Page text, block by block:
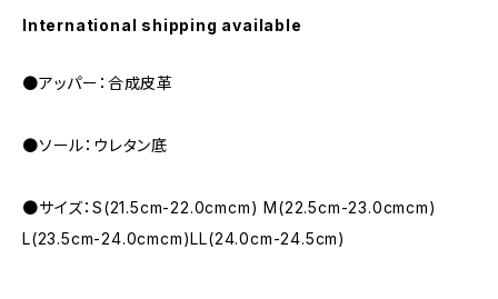
International shipping available
●アッパー：合成皮革
●ソール：ウレタン底
●サイズ：S(21.5cm-22.0cmcm) M(22.5cm-23.0cmcm)
L(23.5cm-24.0cmcm)LL(24.0cm-24.5cm)